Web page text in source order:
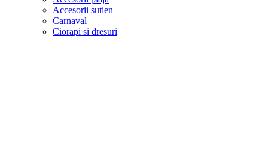
Accesorii sutien
Carnaval
Ciorapi si dresuri